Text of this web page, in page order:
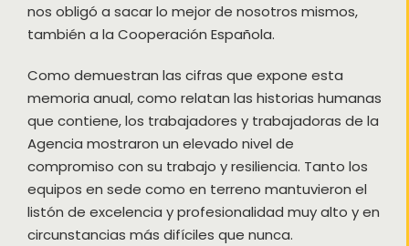
nos obligó a sacar lo mejor de nosotros mismos,
también a la Cooperación Española.
Como demuestran las cifras que expone esta
memoria anual, como relatan las historias humanas
que contiene, los trabajadores y trabajadoras de la
Agencia mostraron un elevado nivel de
compromiso con su trabajo y resiliencia. Tanto los
equipos en sede como en terreno mantuvieron el
listón de excelencia y profesionalidad muy alto y en
circunstancias más difíciles que nunca.